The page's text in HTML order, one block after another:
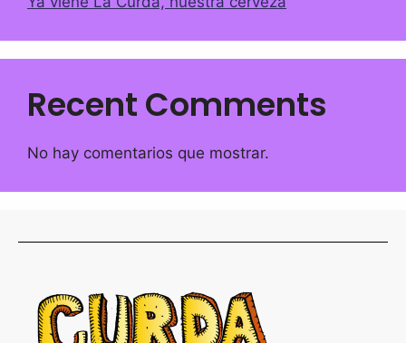
Recent Comments
No hay comentarios que mostrar.